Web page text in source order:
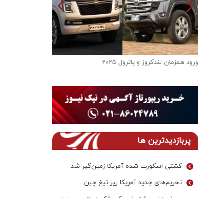
ورود همزمان لندکروز و پاترول ۲۰۲۵
پربازدیدترین ها
کشتی اسکورت شده آمریکا زمین‌گیر شد
تحریم‌های جدید آمریکا زیر تیغ چین